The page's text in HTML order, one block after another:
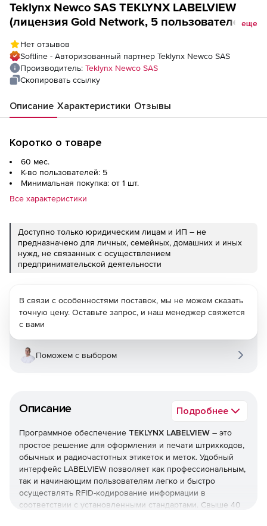
Teklynx Newco SAS TEKLYNX LABELVIEW
(лицензия Gold Network, 5 пользователей с
еще
Нет отзывов
Softline - Авторизованный партнер Teklynx Newco SAS
Производитель: Teklynx Newco SAS
Скопировать ссылку
Описание Характеристики Отзывы
Коротко о товаре
60 мес.
К-во пользователей: 5
Минимальная покупка: от 1 шт.
Все характеристики
Доступно только юридическим лицам и ИП – не
предназначено для личных, семейных, домашних и иных
нужд, не связанных с осуществлением
предпринимательской деятельности
Описание Подробнее
Программное обеспечение TEKLYNX LABELVIEW – это
простое решение для оформления и печати штрихкодов,
обычных и радиочастотных этикеток и меток. Удобный
интерфейс LABELVIEW позволяет как профессиональным,
так и начинающим пользователям легко и быстро
осуществлять RFID-кодирование информации в
соответствии с установленными стандартами. Свыше 40
В связи с особенностями поставок, мы не можем сказать
точную цену. Оставьте запрос, и наш менеджер свяжется
с вами
Поможем с выбором